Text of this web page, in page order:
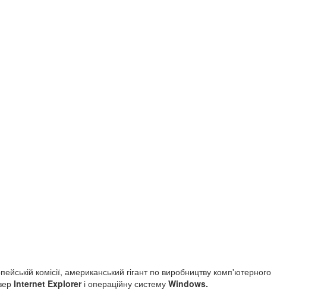
комісії, американський гігант по виробництву комп'ютерного
Internet Explorer і операційну систему Windows.